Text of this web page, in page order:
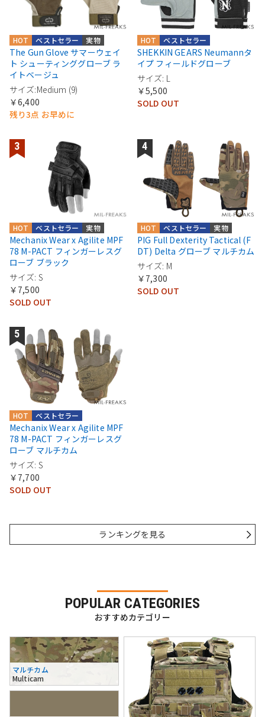
実物
ベストセラー
HOT
The Gun Glove サマーウェイ
ト シューティンググローブ ラ
イトベージュ
サイズ:Medium (9)
￥6,400
残り3点 お早めに
ベストセラー
HOT
SHEKKIN GEARS Neumannタ
イプ フィールドグローブ
サイズ: L
￥5,500
SOLD OUT
実物
ベストセラー
HOT
Mechanix Wear x Agilite MPF
78 M-PACT フィンガーレスグ
ローブ ブラック
サイズ: S
￥7,500
SOLD OUT
実物
ベストセラー
HOT
PIG Full Dexterity Tactical (F
DT) Delta グローブ マルチカム
サイズ: M
￥7,300
SOLD OUT
ベストセラー
HOT
Mechanix Wear x Agilite MPF
78 M-PACT フィンガーレスグ
ローブ マルチカム
サイズ: S
￥7,700
SOLD OUT
ランキングを見る
POPULAR CATEGORIES
おすすめカテゴリー
マルチカム
Multicam